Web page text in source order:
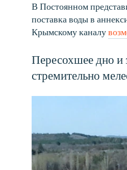
В Постоянном
поставка воды в
Крымскому каналу
Пересохшее дно и
стремительно